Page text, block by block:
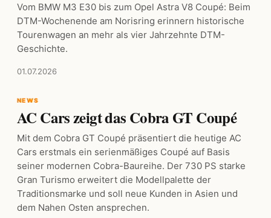
Vom BMW M3 E30 bis zum Opel Astra V8 Coupé: Beim
DTM-Wochenende am Norisring erinnern historische
Tourenwagen an mehr als vier Jahrzehnte DTM-
Geschichte.
01.07.2026
NEWS
AC Cars zeigt das Cobra GT Coupé
Mit dem Cobra GT Coupé präsentiert die heutige AC
Cars erstmals ein serienmäßiges Coupé auf Basis
seiner modernen Cobra-Baureihe. Der 730 PS starke
Gran Turismo erweitert die Modellpalette der
Traditionsmarke und soll neue Kunden in Asien und
dem Nahen Osten ansprechen.